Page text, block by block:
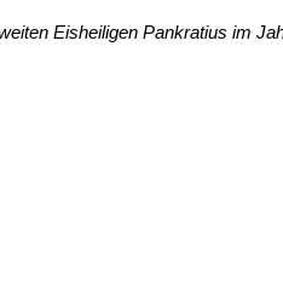
Eisheiligen Pankratius im